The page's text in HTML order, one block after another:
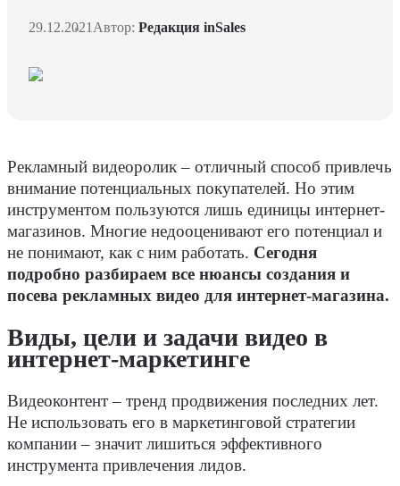
29.12.2021 Автор: Редакция inSales
Рекламный видеоролик – отличный способ привлечь
внимание потенциальных покупателей. Но этим
инструментом пользуются лишь единицы интернет-
магазинов. Многие недооценивают его потенциал и
не понимают, как с ним работать. Сегодня
подробно разбираем все нюансы создания и
посева рекламных видео для интернет-магазина.
Виды, цели и задачи видео в
интернет-маркетинге
Видеоконтент – тренд продвижения последних лет.
Не использовать его в маркетинговой стратегии
компании – значит лишиться эффективного
инструмента привлечения лидов.